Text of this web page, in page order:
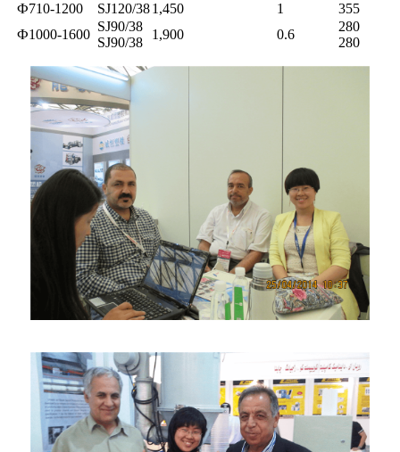
Ф710-1200
SJ120/381,450 1
355
Ф1000-1600
SJ90/38
SJ90/38
1,900 0.6
280
280